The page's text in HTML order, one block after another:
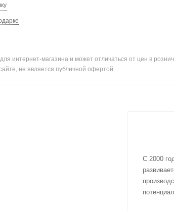
интернет-магазина и может отличаться от цен в
не является публичной офертой.
С 2000
потенциал.